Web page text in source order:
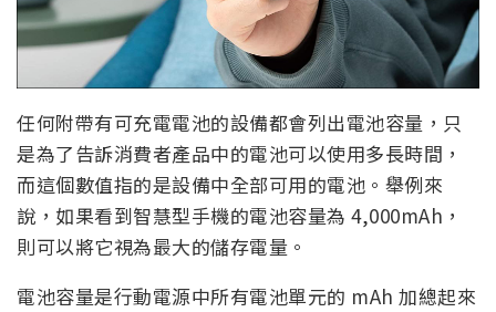
任何附帶有可充電電池的設備都會列出電池容量，只
是為了告訴消費者產品中的電池可以使用多長時間，
而這個數值指的是設備中全部可用的電池。舉例來
說，如果看到智慧型手機的電池容量為 4,000mAh，
則可以將它視為最大的儲存電量。
電池容量是行動電源中所有電池單元的 mAh 加總起來